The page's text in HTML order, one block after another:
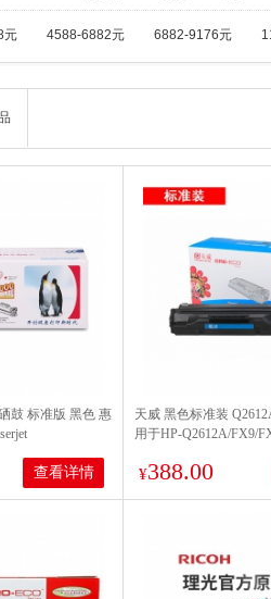
元 4588-6882元 6882-9176元
鼓 标准版 黑色 惠
查看详情
天威 黑色标准装
用于HP-Q2612A/FX9/
¥388.00